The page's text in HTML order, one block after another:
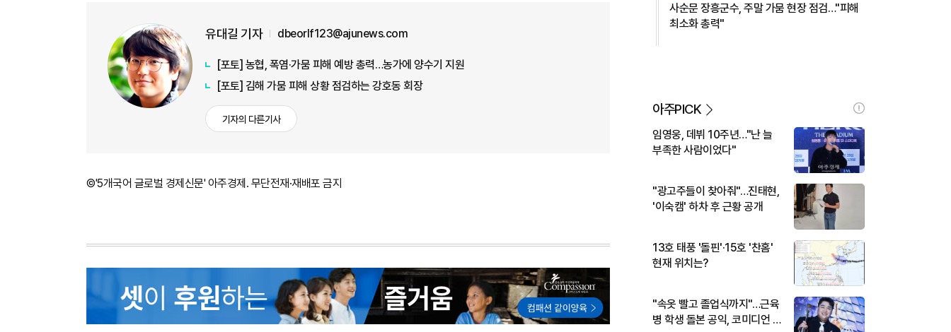
유대길 기자 dbeorlf123@ajunews.com
[포토] 농협, 폭염·가뭄 피해 예방 총력…농가에 양수기 지원
[포토] 김해 가뭄 피해 상황 점검하는 강호동 회장
기자의 다른기사
©'5개국어 글로벌 경제신문' 아주경제. 무단전재·재배포 금지
사순문 장흥군수, 주말 가뭄 현장 점검…"피해
최소화 총력"
아주PICK
임영웅, 데뷔 10주년…"난 늘
부족한 사람이었다"
"광고주들이 찾아줘"…진태현,
'이숙캠' 하차 후 근황 공개
13호 태풍 '돌핀'·15호 '찬홈'
현재 위치는?
"속옷 빨고 졸업식까지"…근육
병 학생 돌본 공익, 코미디언 김